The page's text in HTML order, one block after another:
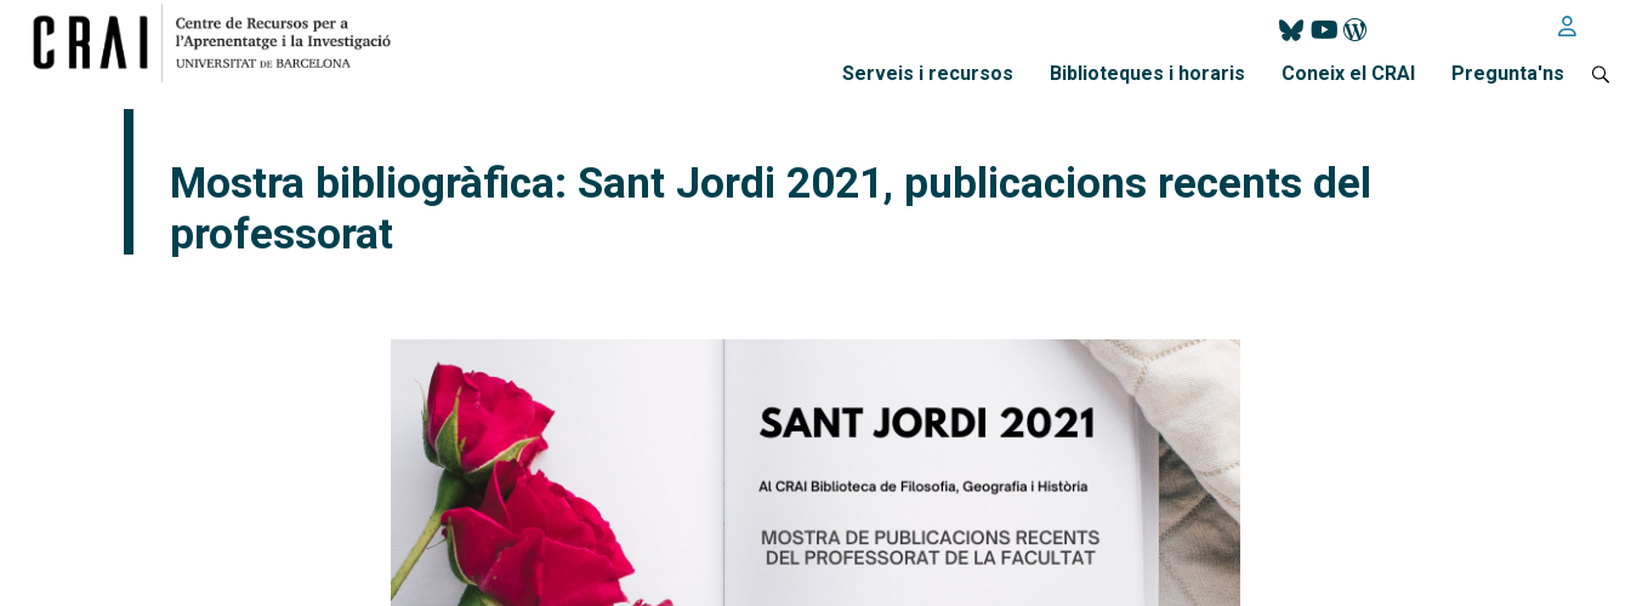
Menú principal
Serveis i recursos Biblioteques i horaris Coneix el CRAI Pregunta'ns
Mostra bibliogràfica: Sant Jordi 2021, publicacions recents del
professorat